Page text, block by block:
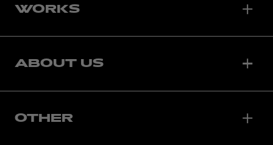
WORKS
ABOUT US
OTHER